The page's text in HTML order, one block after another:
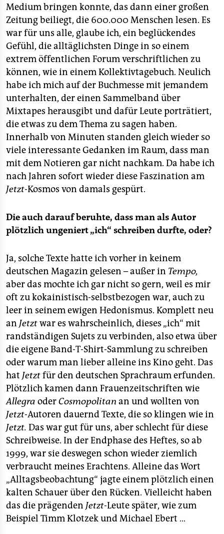
Medium bringen konnte, das dann einer großen
Zeitung beiliegt, die 600.000 Menschen lesen. Es
war für uns alle, glaube ich, ein beglückendes
Gefühl, die alltäglichsten Dinge in so einem
extrem öffentlichen Forum verschriftlichen zu
können, wie in einem Kollektivtagebuch. Neulich
habe ich mich auf der Buchmesse mit jemandem
unterhalten, der einen Sammelband über
Mixtapes herausgibt und dafür Leute porträtiert,
die etwas zu dem Thema zu sagen haben.
Innerhalb von Minuten standen gleich wieder so
viele interessante Gedanken im Raum, dass man
mit dem Notieren gar nicht nachkam. Da habe ich
nach Jahren sofort wieder diese Faszination am
Jetzt-Kosmos von damals gespürt.
Die auch darauf beruhte, dass man als Autor
plötzlich ungeniert „ich“ schreiben durfte, oder?
Ja, solche Texte hatte ich vorher in keinem
deutschen Magazin gelesen – außer in Tempo,
aber das mochte ich gar nicht so gern, weil es mir
oft zu kokainistisch-selbstbezogen war, auch zu
leer in seinem ewigen Hedonismus. Komplett neu
an Jetztwar es wahrscheinlich, dieses „ich“ mit
randständigen Sujets zu verbinden, also etwa über
die eigene Band-T-Shirt-Sammlung zu schreiben
oder warum man lieber alleine ins Kino geht. Das
hat Jetztfür den deutschen Sprachraum erfunden.
Plötzlich kamen dann Frauenzeitschriften wie
Allegra oderCosmopolitan an und wollten von
Jetzt-Autoren dauernd Texte, die so klingen wie in
Jetzt. Das war gut für uns, aber schlecht für diese
Schreibweise. In der Endphase des Heftes, so ab
1999, war sie deswegen schon wieder ziemlich
verbraucht meines Erachtens. Alleine das Wort
„Alltagsbeobachtung“ jagte einem plötzlich einen
kalten Schauer über den Rücken. Vielleicht haben
das die prägenden Jetzt-Leute später, wie zum
Beispiel Timm Klotzek und Michael Ebert …